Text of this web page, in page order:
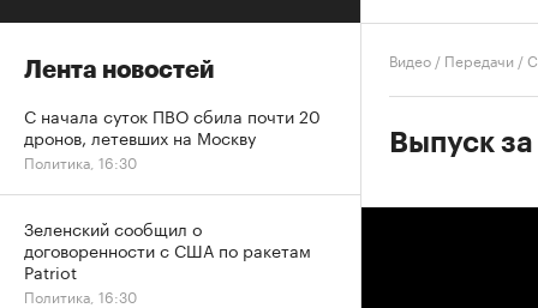
Видео / Передачи /
Выпуск
Лента новостей
С начала суток ПВО сбила почти 20
дронов, летевших на Москву
Политика, 16:30
Зеленский сообщил о
договоренности с США по ракетам
Patriot
Политика, 16:30